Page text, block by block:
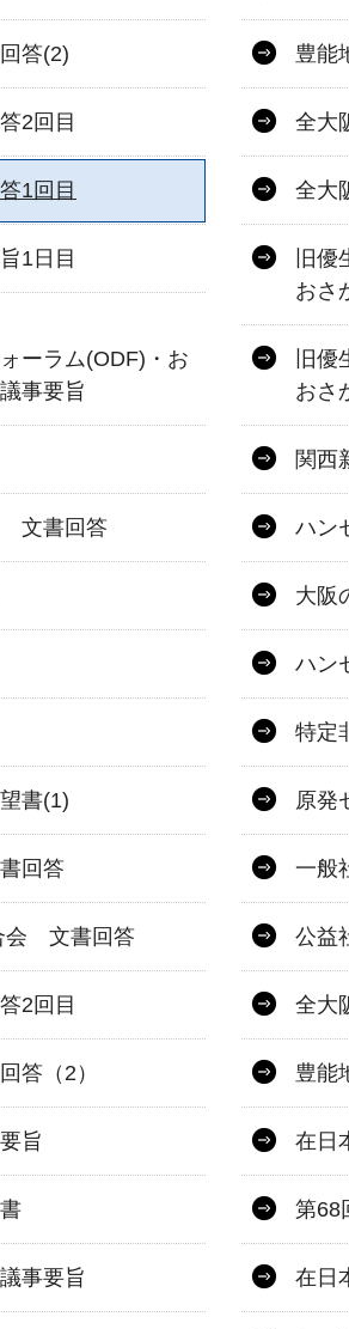
答(2) 豊能
2回目 全大
1回目 全大
1日目
旧
おさ
ーラム(ODF)・お
事要旨
旧
おさ
関西
文書回答 ハン
大阪
ハン
特定
書(1) 原発
回答 一般
会 文書回答 公益
2回目 全大
答（2） 豊能
旨 在日
第68
事要旨 在日